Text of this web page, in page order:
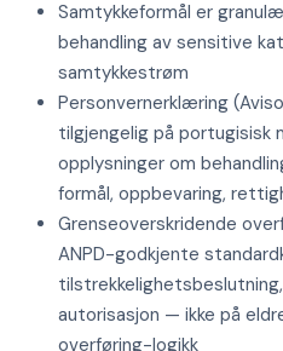
Samtykkeformål er
behandling av sensitive
samtykkestrøm
Personvernerklæring
tilgjengelig på portugisisk
opplysninger om
formål, oppbevaring,
Grenseoverskridende
ANPD-godkjente
autorisasjon — ikke på
overføring-logikk